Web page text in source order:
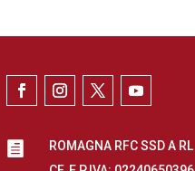

ROMAGNA RFC SSD A RL